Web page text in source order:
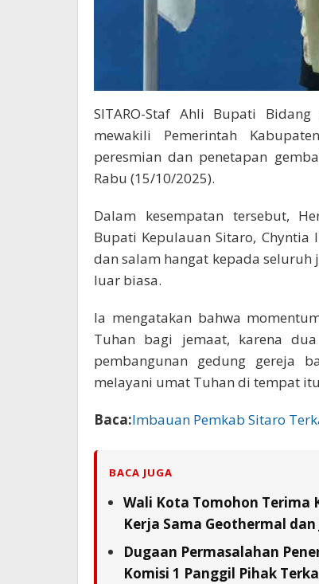
SITARO-Staf Ahli Bupati
mewakili Pemerintah
peresmian dan penetapan
Rabu (15/10/2025).
Dalam kesempatan tersebut,
Bupati Kepulauan Sitaro,
dan salam hangat kepada seluruh
luar biasa.
Ia mengatakan bahwa
Tuhan bagi jemaat, karena
pembangunan gedung gereja
melayani umat Tuhan di tempat
Baca:Imbauan Pemkab Sitaro
BACA JUGA
Wali Kota Tomohon Terima
Kerja Sama Geothermal
Dugaan Permasalahan
Komisi 1 Panggil Pihak